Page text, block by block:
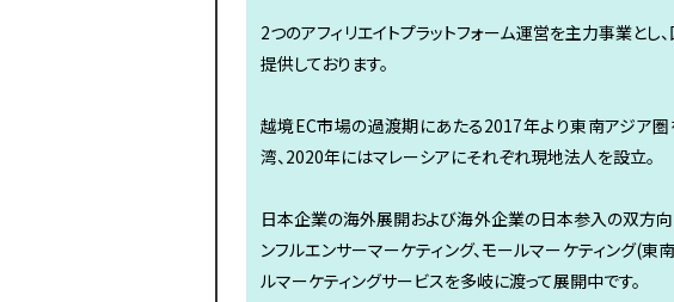
2つのアフィリエイトプラットフォーム運営を主力事業と
提供しております。
越境EC市場の過渡期にあたる2017年より東南アジア
湾、2020年にはマレーシアにそれぞれ現地法人を設立。
日本企業の海外展開および海外企業の日本参入の双方向
ンフルエンサーマーケティング、モールマーケティング(東
ルマーケティングサービスを多岐に渡って展開中です。